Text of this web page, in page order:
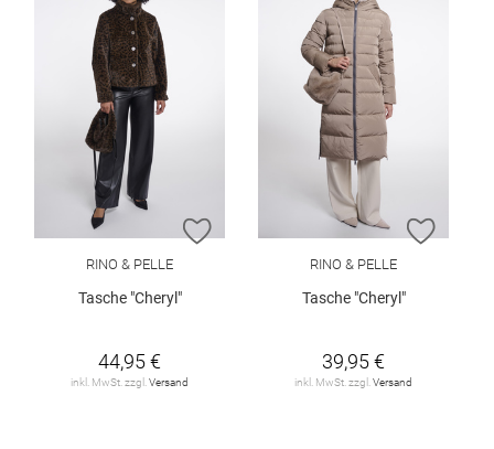
ZUR WUNSCHLISTE HINZUFÜGEN
RINO & PELLE
Tasche "Cheryl"
44,95 €
inkl. MwSt. zzgl.Versand
ZUR
RINO & PELLE
Tasche "Cheryl"
39,95 €
inkl. MwSt. zzgl.Versand